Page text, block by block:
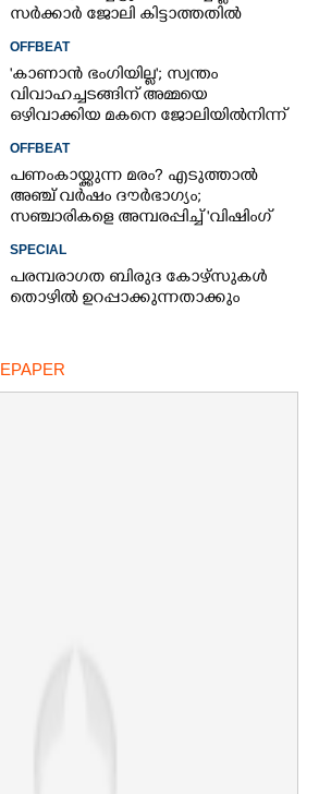
സർക്കാർ ജോലി കിട്ടാത്തതിൽ
OFFBEAT
'കാണാൻ ഭംഗിയില്ല'; സ്വന്തം
വിവാഹച്ചടങ്ങിന് അമ്മയെ
ഒഴിവാക്കിയ മകനെ ജോലിയിൽനിന്ന്
OFFBEAT
പണം കായ്ക്കുന്ന മരം?​ എടുത്താൽ
അഞ്ച് വർഷം ദൗർഭാഗ്യം;
സഞ്ചാരികളെ അമ്പരപ്പിച്ച് 'വിഷിംഗ്
SPECIAL
പരമ്പരാഗത ബിരുദ കോഴ്സുകൾ
തൊഴിൽ ഉറപ്പാക്കുന്നതാക്കും
EPAPER